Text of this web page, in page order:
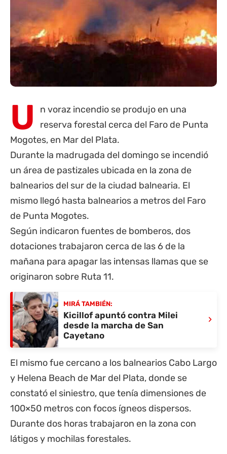
U
n voraz incendio se produjo en una
reserva forestal cerca del Faro de Punta
Mogotes, en Mar del Plata.
Durante la madrugada del domingo se incendió
un área de pastizales ubicada en la zona de
balnearios del sur de la ciudad balnearia. El
mismo llegó hasta balnearios a metros del Faro
de Punta Mogotes.
Según indicaron fuentes de bomberos, dos
dotaciones trabajaron cerca de las 6 de la
mañana para apagar las intensas llamas que se
originaron sobre Ruta 11.
MIRÁ TAMBIÉN:
Kicillof apuntó contra Milei
desde la marcha de San
Cayetano
›
El mismo fue cercano a los balnearios Cabo Largo
y Helena Beach de Mar del Plata, donde se
constató el siniestro, que tenía dimensiones de
100×50 metros con focos ígneos dispersos.
Durante dos horas trabajaron en la zona con
látigos y mochilas forestales.